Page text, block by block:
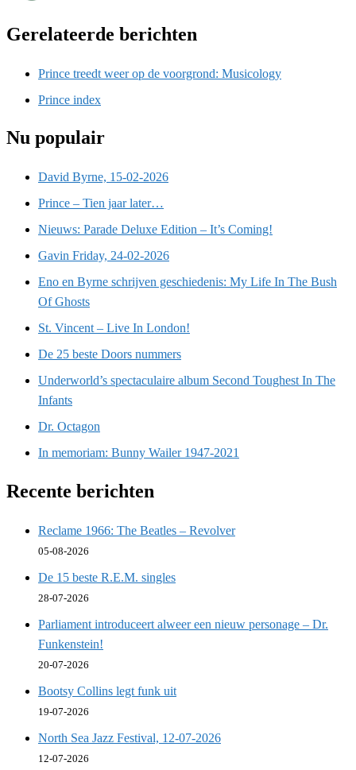
Gerelateerde berichten
Prince treedt weer op de voorgrond: Musicology
Prince index
Nu populair
David Byrne, 15-02-2026
Prince – Tien jaar later…
Nieuws: Parade Deluxe Edition – It’s Coming!
Gavin Friday, 24-02-2026
Eno en Byrne schrijven geschiedenis: My Life In The Bush
Of Ghosts
St. Vincent – Live In London!
De 25 beste Doors nummers
Underworld’s spectaculaire album Second Toughest In The
Infants
Dr. Octagon
In memoriam: Bunny Wailer 1947-2021
Recente berichten
Reclame 1966: The Beatles – Revolver
05-08-2026
De 15 beste R.E.M. singles
28-07-2026
Parliament introduceert alweer een nieuw personage – Dr.
Funkenstein!
20-07-2026
Bootsy Collins legt funk uit
19-07-2026
North Sea Jazz Festival, 12-07-2026
12-07-2026